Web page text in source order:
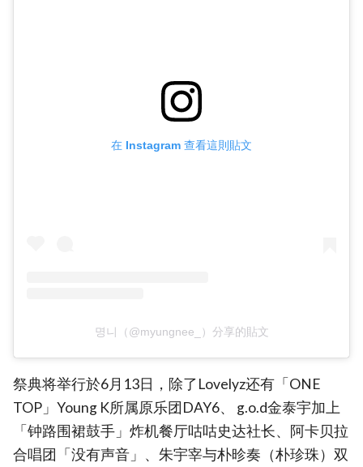
在 Instagram 查看這則貼文
명니（@myungnee_）分享的貼文
祭典将举行於6月13日，除了Lovelyz还有「ONE
TOP」Young K所属原乐团DAY6、 g.o.d金泰宇加上
「钟路围裙鼓手」炸机餐厅咕咕史达社长、阿卡贝拉
合唱团「没有声音」、朱宇宰与朴昣奏（朴珍珠）双